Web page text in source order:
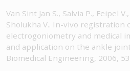
Van Sint Jan S., Salvia P., Feipel V.,
Sholukha V.. In-vivo registration
electrogoniometry and medical
and application on the ankle
Biomedical Engineering, 2006,